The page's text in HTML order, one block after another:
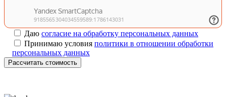
Даю согласие на обработку персональных данных
Принимаю условия политики в отношении обработки
персональных данных
Рассчитать стоимость